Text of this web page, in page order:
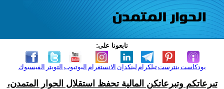
تابعونا على:
الفيسبوك التويتر اليوتيوب الانستغرام لينكدإن تيلكرامبنترست بودكاست
تبرعاتكم وتبرعاتكن المالية تحفظ استقلال الحوار المتمدن،